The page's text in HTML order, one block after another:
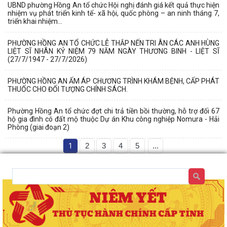
UBND phường Hồng An tổ chức Hội nghị đánh giá kết quả thực hiện
nhiệm vụ phát triển kinh tế- xã hội, quốc phòng – an ninh tháng 7,
triển khai nhiệm...
PHƯỜNG HỒNG AN TỔ CHỨC LỄ THẮP NẾN TRI ÂN CÁC ANH HÙNG
LIỆT SĨ NHÂN KỶ NIỆM 79 NĂM NGÀY THƯƠNG BINH - LIỆT SĨ
(27/7/1947 - 27/7/2026)
PHƯỜNG HỒNG AN ẤM ÁP CHƯƠNG TRÌNH KHÁM BỆNH, CẤP PHÁT
THUỐC CHO ĐỐI TƯỢNG CHÍNH SÁCH.
Phường Hồng An tổ chức đợt chi trả tiền bồi thường, hỗ trợ đối 67
hộ gia đình có đất mộ thuộc Dự án Khu công nghiệp Nomura - Hải
Phòng (giai đoạn 2)
1 2 3 4 5 ...